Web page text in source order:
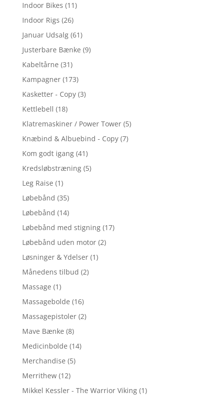
Indoor Bikes (11)
Indoor Rigs (26)
Januar Udsalg (61)
Justerbare Bænke (9)
Kabeltårne (31)
Kampagner (173)
Kasketter - Copy (3)
Kettlebell (18)
Klatremaskiner / Power Tower (5)
Knæbind & Albuebind - Copy (7)
Kom godt igang (41)
Kredsløbstræning (5)
Leg Raise (1)
Løbebånd (35)
Løbebånd (14)
Løbebånd med stigning (17)
Løbebånd uden motor (2)
Løsninger & Ydelser (1)
Månedens tilbud (2)
Massage (1)
Massagebolde (16)
Massagepistoler (2)
Mave Bænke (8)
Medicinbolde (14)
Merchandise (5)
Merrithew (12)
Mikkel Kessler - The Warrior Viking (1)